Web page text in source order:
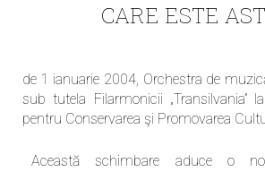
CARE ESTE
de 1 ianuarie 2004, Orchestra de
sub tutela Filarmonicii „Transilvania”
pentru Conservarea şi Promovarea
Această schimbare aduce o